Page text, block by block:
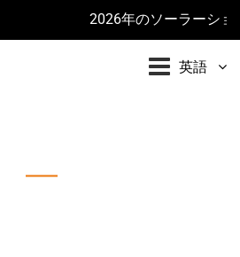
2026年のソーラーショ
英語